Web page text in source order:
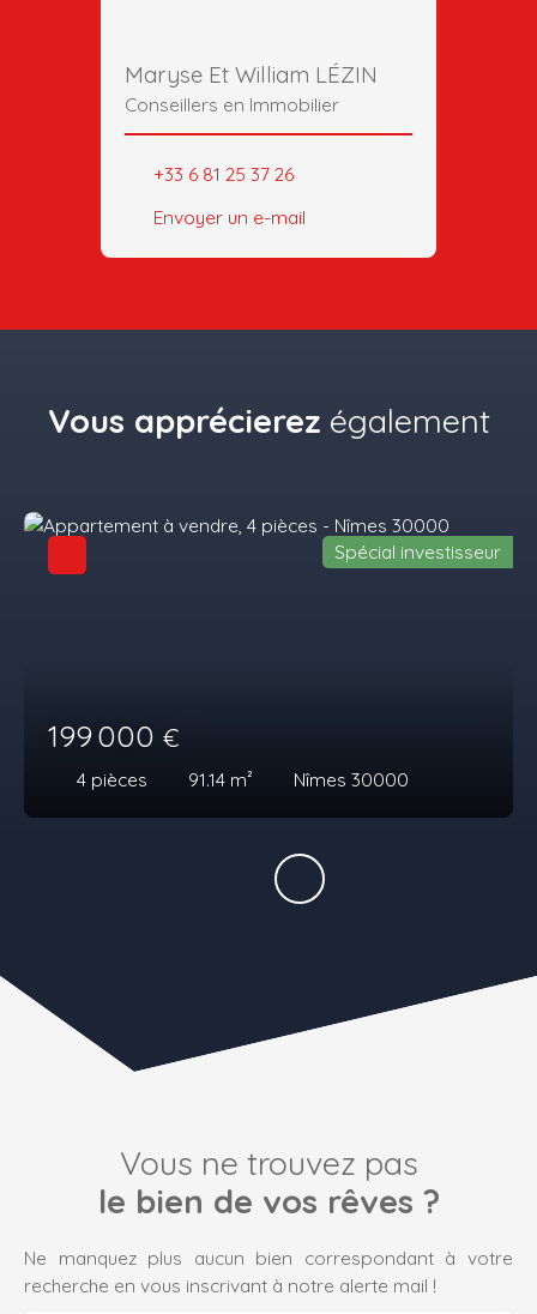
Maryse Et William LÉZIN
Conseillers en Immobilier
+33 6 81 25 37 26
Envoyer un e-mail
Vous apprécierez également
199 000 €
4 pièces 91.14 m² Nîmes 30000
Spécial investisseur
Vous ne trouvez pas
le bien de vos rêves ?
Ne manquez plus aucun bien correspondant à votre
recherche en vous inscrivant à notre alerte mail !